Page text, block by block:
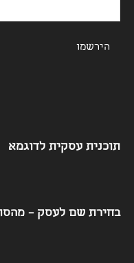
תוכנית עסקית לדוגמא
בחירת שם לעסק –